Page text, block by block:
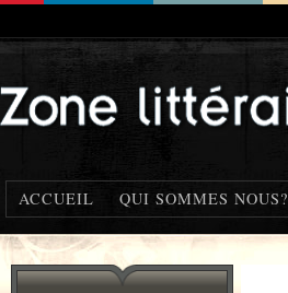
ACCUEIL QUI SOMMES NOUS?